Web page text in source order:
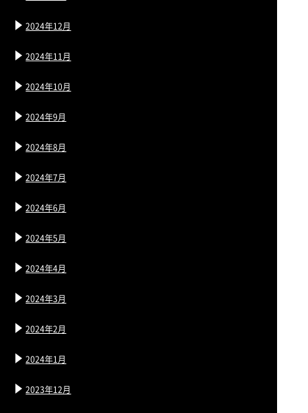
2024年12月
2024年11月
2024年10月
2024年9月
2024年8月
2024年7月
2024年6月
2024年5月
2024年4月
2024年3月
2024年2月
2024年1月
2023年12月